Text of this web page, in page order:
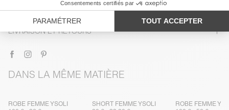
LIVRAISON ET RETOURS
DANS LA MÊME MATIÈRE
ROBE FEMME YSOLI
SHORT FEMME YSOLI
ROBE FEMME